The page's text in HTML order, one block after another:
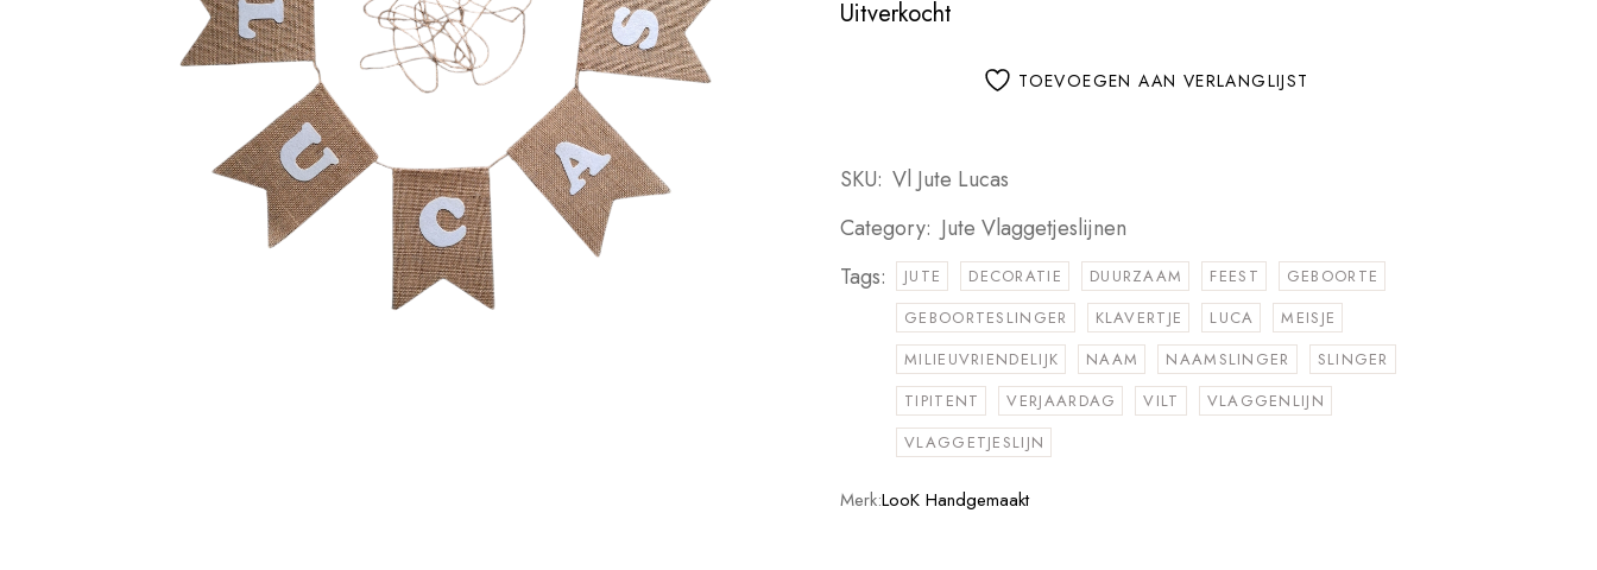
Uitverkocht
TOEVOEGEN AAN VERLANGLIJST
SKU: Vl Jute Lucas
Category: Jute Vlaggetjeslijnen
Tags:
JUTE DECORATIE DUURZAAM FEEST
GEBOORTE
GEBOORTESLINGER
KLAVERTJE LUCA
MEISJE
MILIEUVRIENDELIJK
NAAM NAAMSLINGER
SLINGER
TIPITENT
VERJAARDAG VILT
VLAGGENLIJN
VLAGGETJESLIJN
Merk:LooK Handgemaakt